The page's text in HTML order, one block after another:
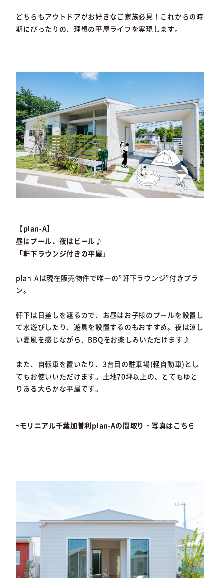
どちらもアウトドアがお好きなご家族必見！これからの時
期にぴったりの、理想の平屋ライフを実現します。
【plan-A】
昼はプール、夜はビール♪
「軒下ラウンジ付きの平屋」
plan-Aは現在販売物件で唯一の”軒下ラウンジ”付きプラ
ン。
軒下は日差しを遮るので、お昼はお子様のプールを設置し
て水遊びしたり、遊具を設置するのもおすすめ。夜は涼し
い夏風を感じながら、BBQをお楽しみいただけます♪
また、自転車を置いたり、3台目の駐車場(軽自動車)とし
てもお使いいただけます。土地70坪以上の、とてもゆと
りある大らかな平屋です。
⇨モリニアル千葉加曽利plan-Aの間取り・写真はこちら